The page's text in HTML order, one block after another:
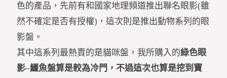
色的產品，先前有和國家地理頻道推出聯名眼影(雖
然不確定是否有授權)，這次則是推出動物系列的眼
影盤。
其中這系列最熱賣的是貓咪盤，我所購入的綠色眼
影–鱷魚盤算是較為冷門，不過這次也算是挖到寶